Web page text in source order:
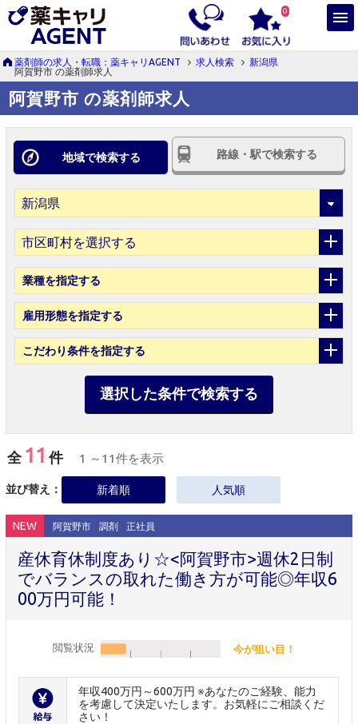
0
薬剤師の求人・転職：薬キャリAGENT 求人検索
新潟県
阿賀野市 の薬剤師求人
阿賀野市 の薬剤師求人
地域で検索する 路線・駅で検索する
市区町村を選択する
業種を指定する
雇用形態を指定する
こだわり条件を指定する
選択した条件で検索する
全 11 件 1 ～11件を表示
並び替え： 新着順 人気順
NEW 阿賀野市 調剤 正社員
産休育休制度あり☆<阿賀野市>週休2日制
でバランスの取れた働き方が可能◎年収6
00万円可能！
閲覧状況 今が狙い目！
年収400万円～600万円 ※あなたのご経験、能力
を考慮して決定いたします。お気軽にご相談くだ
さい！